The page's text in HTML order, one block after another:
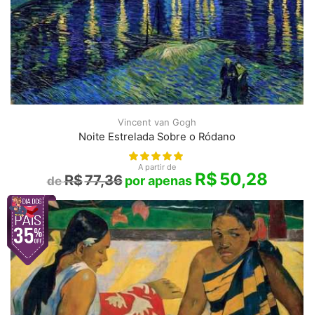
Vincent van Gogh
Noite Estrelada Sobre o Ródano
A partir de
R$77,36 R$50,28